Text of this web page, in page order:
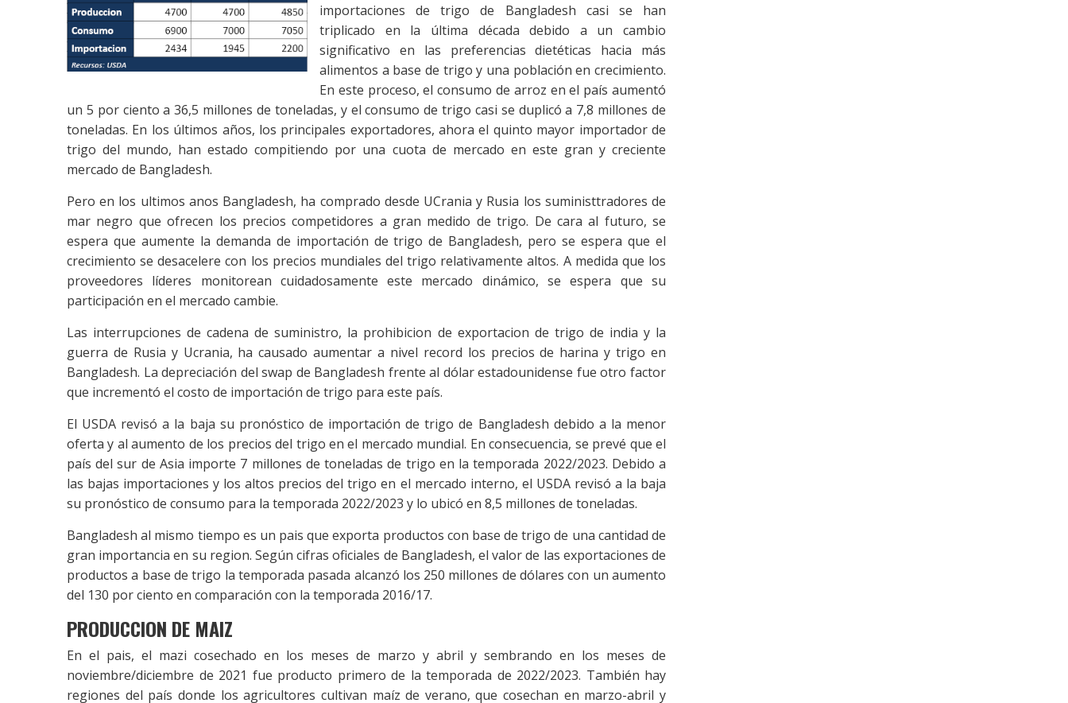
importaciones de trigo de Bangladesh casi se han
triplicado en la última década debido a un cambio
significativo en las preferencias dietéticas hacia más
alimentos a base de trigo y una población en crecimiento.
En este proceso, el consumo de arroz en el país aumentó
un 5 por ciento a 36,5 millones de toneladas, y el consumo de trigo casi se duplicó a 7,8 millones de
toneladas. En los últimos años, los principales exportadores, ahora el quinto mayor importador de
trigo del mundo, han estado compitiendo por una cuota de mercado en este gran y creciente
mercado de Bangladesh.
Pero en los ultimos anos Bangladesh, ha comprado desde UCrania y Rusia los suministtradores de
mar negro que ofrecen los precios competidores a gran medido de trigo. De cara al futuro, se
espera que aumente la demanda de importación de trigo de Bangladesh, pero se espera que el
crecimiento se desacelere con los precios mundiales del trigo relativamente altos. A medida que los
proveedores líderes monitorean cuidadosamente este mercado dinámico, se espera que su
participación en el mercado cambie.
Las interrupciones de cadena de suministro, la prohibicion de exportacion de trigo de india y la
guerra de Rusia y Ucrania, ha causado aumentar a nivel record los precios de harina y trigo en
Bangladesh. La depreciación del swap de Bangladesh frente al dólar estadounidense fue otro factor
que incrementó el costo de importación de trigo para este país.
El USDA revisó a la baja su pronóstico de importación de trigo de Bangladesh debido a la menor
oferta y al aumento de los precios del trigo en el mercado mundial. En consecuencia, se prevé que el
país del sur de Asia importe 7 millones de toneladas de trigo en la temporada 2022/2023. Debido a
las bajas importaciones y los altos precios del trigo en el mercado interno, el USDA revisó a la baja
su pronóstico de consumo para la temporada 2022/2023 y lo ubicó en 8,5 millones de toneladas.
Bangladesh al mismo tiempo es un pais que exporta productos con base de trigo de una cantidad de
gran importancia en su region. Según cifras oficiales de Bangladesh, el valor de las exportaciones de
productos a base de trigo la temporada pasada alcanzó los 250 millones de dólares con un aumento
del 130 por ciento en comparación con la temporada 2016/17.
PRODUCCION DE MAIZ
En el pais, el mazi cosechado en los meses de marzo y abril y sembrando en los meses de
noviembre/diciembre de 2021 fue producto primero de la temporada de 2022/2023. También hay
regiones del país donde los agricultores cultivan maíz de verano, que cosechan en marzo-abril y